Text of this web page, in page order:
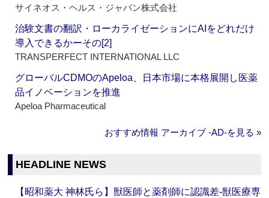
サイネオス・ヘルス・ジャパン株式会社
治験文書の翻訳・ローカライゼーションにAIをどれだけ
導入できるかーその[2]
TRANSPERFECT INTERNATIONAL LLC
グローバルCDMOのApeloa、日本市場に本格展開し医薬
品イノベーションを推進
Apeloa Pharmaceutical
おすすめ情報 アーカイブ ‐AD‐を見る »
HEADLINE NEWS
【昭和薬大 神林氏ら】獣医師と薬剤師に認識差‐獣医療専